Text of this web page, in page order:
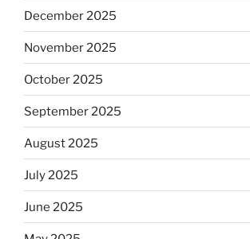
December 2025
November 2025
October 2025
September 2025
August 2025
July 2025
June 2025